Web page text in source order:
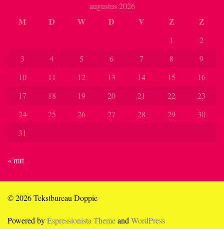
augustus 2026
M D W D V Z Z
1
2
3
4 5 6 7 8
9
10
11 12 13 14 15
16
17
18 19 20 21 22
23
24
25 26 27 28 29
30
31
« mrt
© 2026 Tekstbureau Doppie
Powered byEspressionista ThemeandWordPress